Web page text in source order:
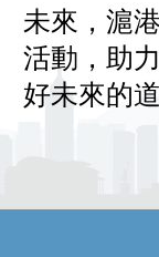
未來，滬
活動，助
好未來的